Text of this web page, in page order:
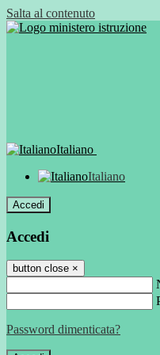
Salta al contenuto
Italiano
Italiano
Accedi
Accedi
button close ×
Password dimenticata?